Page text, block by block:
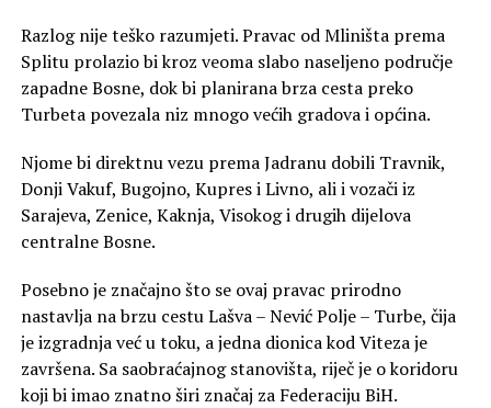
Razlog nije teško razumjeti. Pravac od Mliništa prema
Splitu prolazio bi kroz veoma slabo naseljeno područje
zapadne Bosne, dok bi planirana brza cesta preko
Turbeta povezala niz mnogo većih gradova i općina.
Njome bi direktnu vezu prema Jadranu dobili Travnik,
Donji Vakuf, Bugojno, Kupres i Livno, ali i vozači iz
Sarajeva, Zenice, Kaknja, Visokog i drugih dijelova
centralne Bosne.
Posebno je značajno što se ovaj pravac prirodno
nastavlja na brzu cestu Lašva – Nević Polje – Turbe, čija
je izgradnja već u toku, a jedna dionica kod Viteza je
završena. Sa saobraćajnog stanovišta, riječ je o koridoru
koji bi imao znatno širi značaj za Federaciju BiH.